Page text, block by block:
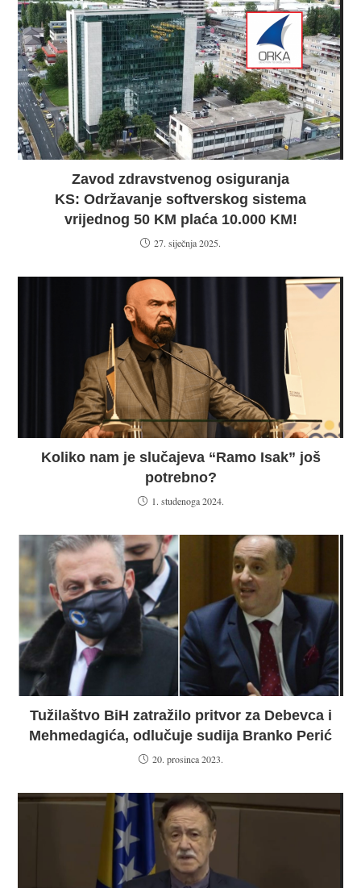
Zavod zdravstvenog osiguranja
KS: Održavanje softverskog sistema
vrijednog 50 KM plaća 10.000 KM!
27. siječnja 2025.
Koliko nam je slučajeva “Ramo Isak” još
potrebno?
1. studenoga 2024.
Tužilaštvo BiH zatražilo pritvor za Debevca i
Mehmedagića, odlučuje sudija Branko Perić
20. prosinca 2023.